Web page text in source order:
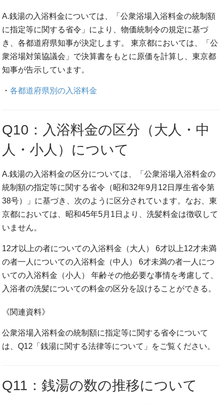
A.銭湯の入浴料金については、「公衆浴場入浴料金の統制額
に指定等に関する省令」により、物価統制令の規定に基づ
き、各都道府県知事が決定します。 東京都においては、「公
衆浴場対策協議会」で決算書をもとに原価を計算し、東京都
知事が告示しています。
・各都道府県別の入浴料金
Q10：入浴料金の区分（大人・中
人・小人）について
A.銭湯の入浴料金の区分については、「公衆浴場入浴料金の
統制額の指定等に関する省令（昭和32年9月12日厚生省令第
38号）」に基づき、次のように区分されています。なお、東
京都においては、昭和45年5月1日より、洗髪料金は徴収して
いません。
12才以上の者についての入浴料金（大人）
6才以上12才未満
の者一人についての入浴料金（中人）
6才未満の者一人につ
いての入浴料金（小人）
年齢その他必要な事情を考慮して、
入浴者の洗髪についての料金の区分を設けることができる。
《関連資料》
公衆浴場入浴料金の統制額に指定等に関する省令について
は、Q12「銭湯に関する法律等について」をご覧ください。
Q11：銭湯の数の推移について